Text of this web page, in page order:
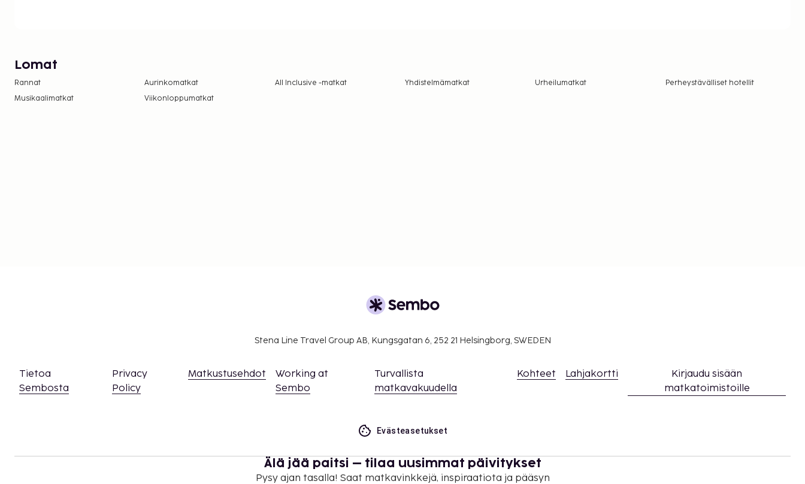
Lomat
Rannat Aurinkomatkat All Inclusive -matkat Yhdistelmämatkat Urheilumatkat
Perheystävälliset hotellit
Musikaalimatkat
Viikonloppumatkat
Stena Line Travel Group AB, Kungsgatan 6, 252 21 Helsingborg, SWEDEN
Tietoa
Sembosta
Privacy
Policy
Matkustusehdot
Working at
Sembo
Turvallista
matkavakuudella
Kohteet Lahjakortti
Kirjaudu sisään
matkatoimistoille
Evästeasetukset
Älä jää paitsi – tilaa uusimmat päivitykset
Pysy ajan tasalla! Saat matkavinkkejä, inspiraatiota ja pääsyn